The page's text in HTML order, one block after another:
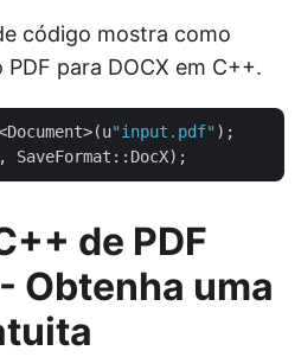
código mostra como
para DOCX em C++.
"input.pdf" );
de PDF
Obtenha uma